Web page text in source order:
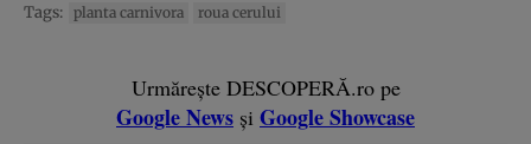
Tags: planta carnivora roua cerului
Urmărește DESCOPERĂ.ro pe
Google News și Google Showcase